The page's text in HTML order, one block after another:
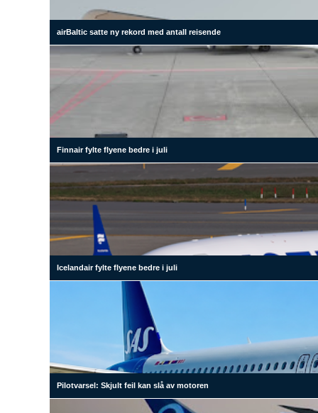
airBaltic satte ny rekord med antall reisende
Finnair fylte flyene bedre i juli
Icelandair fylte flyene bedre i juli
Pilotvarsel: Skjult feil kan slå av motoren